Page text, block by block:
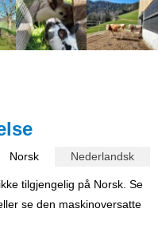
Norsk Nederlandsk
tilgjengelig på Norsk. Se
se den maskinoversatte